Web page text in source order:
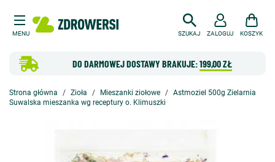
MENU SZUKAJ
DO DARMOWEJ DOSTAWY BRAKUJE:199,00 ZŁ
ZALOGUJ KOSZYK
Strona główna Zioła Mieszanki ziołowe
Astmoziel 500g Zielarnia
Suwalska mieszanka wg receptury o. Klimuszki